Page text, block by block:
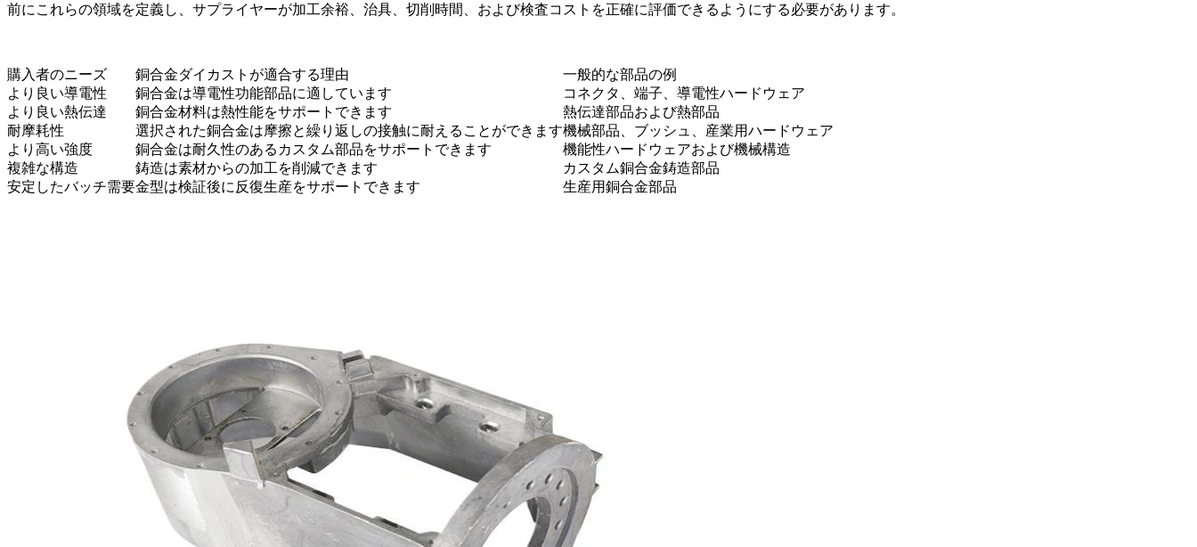
前にこれらの領域を定義し、サプライヤーが加工余裕、治具、切削時間、および検査コストを正確に評価できるようにする必要があります。
購入者のニーズ 銅合金ダイカストが適合する理由
一般的な部品の例
より良い導電性
銅合金は導電性功能部品に適しています
コネクタ、端子、導電性ハードウェア
より良い熱伝達
銅合金材料は熱性能をサポートできます
熱伝達部品および熱部品
耐摩耗性
選択された銅合金は摩擦と繰り返しの接触に耐えることができます機械部品、ブッシュ、産業用ハードウェア
より高い強度
銅合金は耐久性のあるカスタム部品をサポートできます
機能性ハードウェアおよび機械構造
複雑な構造
鋳造は素材からの加工を削減できます
カスタム銅合金鋳造部品
安定したバッチ需要金型は検証後に反復生産をサポートできます 生産用銅合金部品